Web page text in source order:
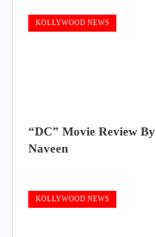
KOLLYWOOD NEWS
“DC” Movie Review By
Naveen
KOLLYWOOD NEWS